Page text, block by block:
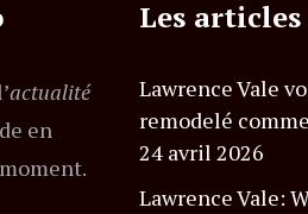
actualité
en
Les
Lawrence Vale
remodelé
24 avril 2026
Lawrence Vale: